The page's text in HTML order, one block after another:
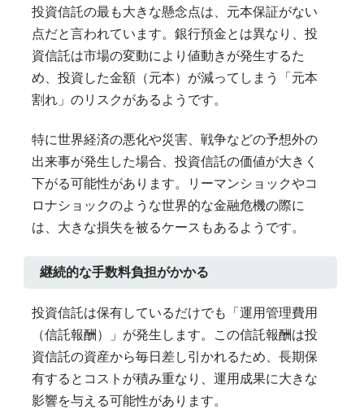
投資信託の最も大きな懸念点は、元本保証がない
点だと言われています。銀行預金とは異なり、投
資信託は市場の変動により値動きが発生するた
め、投資した金額（元本）が減ってしまう「元本
割れ」のリスクがあるようです。
特に世界経済の悪化や災害、戦争などの予想外の
出来事が発生した場合、投資信託の価値が大きく
下がる可能性があります。リーマンショックやコ
ロナショックのような世界的な金融危機の際に
は、大きな損失を被るケースもあるようです。
継続的な手数料負担がかかる
投資信託は保有しているだけでも「運用管理費用
（信託報酬）」が発生します。この信託報酬は投
資信託の資産から毎日差し引かれるため、長期保
有するとコストが積み重なり、運用成果に大きな
影響を与える可能性があります。